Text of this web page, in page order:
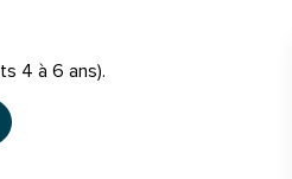
4 à 6 ans).